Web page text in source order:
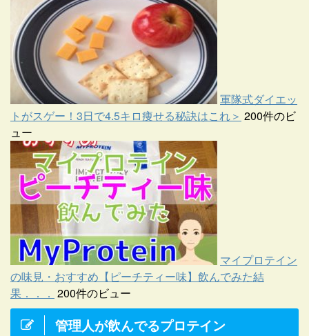
軍隊式ダイエッ
トがスゲー！3日で4.5キロ痩せる秘訣はこれ＞ 200件のビ
ュー
マイプロテイン
の味見・おすすめ【ピーチティー味】飲んでみた結
果．．． 200件のビュー
管理人が飲んでるプロテイン